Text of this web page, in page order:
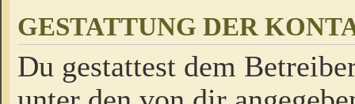
GESTATTUNG DER
Du gestattest dem